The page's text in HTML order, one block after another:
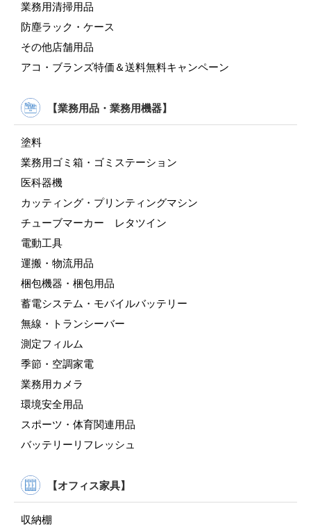
業務用清掃用品
防塵ラック・ケース
その他店舗用品
アコ・ブランズ特価＆送料無料キャンペーン
【業務用品・業務用機器】
塗料
業務用ゴミ箱・ゴミステーション
医科器機
カッティング・プリンティングマシン
チューブマーカー レタツイン
電動工具
運搬・物流用品
梱包機器・梱包用品
蓄電システム・モバイルバッテリー
無線・トランシーバー
測定フィルム
季節・空調家電
業務用カメラ
環境安全用品
スポーツ・体育関連用品
バッテリーリフレッシュ
【オフィス家具】
収納棚